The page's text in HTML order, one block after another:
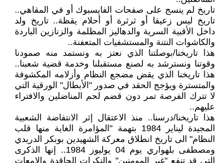
تاريخ لم ينسج على صفحات الفايسبوك أو في المقاهي..
تاريخ ليس زعيقا أو ثرثرة أو أحلام يقظة.. تاريخ ولد
داخل الأقبية السرية والدهاليز المظلمة والزنازين الباردة
والكاشوات النتنة والمستشفيات المتعفنة..
هذا تاريخنا/بوصلتنا الذي نعتز به ونستمد منه صمودنا
وقوتنا ونسترشد به لصنع مستقبلنا وخدمة قضية شعبنا..
هذا تاريخنا الذي يقض مضجع النظام وأزلامه المكشوفة
والمتسترة ويؤجج الحقد في صدور "الأبطال" الورقية التي
لا تترك الفرصة تمر دون قضم لحم المناضلين والافتراء
عليهم..
هذا تاريخنا/درسنا.. منذ الاعتقال إثر الانتفاضة الشعبية
المجيدة ليناير 1984 بتهمة "المؤامرة الغاية منها قلب
النظام" الى تاريخ انطلاق معركة الشهيدين بوبكر الدريدي
ومصطفى بلهواري يوم 04 يوليوز 1984.. إنها الذكرى
التي قد تنفع "غير المومنين" والنكرات الحاقدة والإمعات